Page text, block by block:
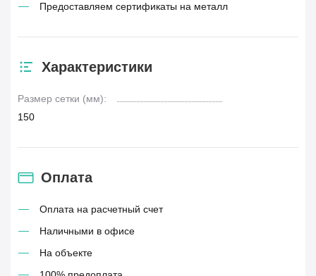
Предоставляем сертификаты на металл
Характеристики
Размер сетки (мм):
150
Оплата
Оплата на расчетный счет
Наличными в офисе
На объекте